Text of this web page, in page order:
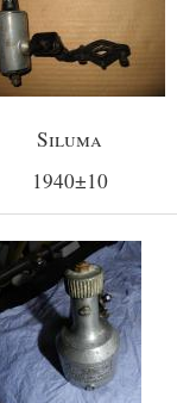
Siluma
1940±10